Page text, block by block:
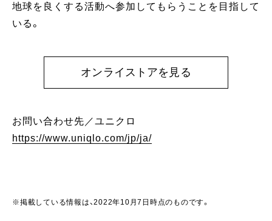
地球を良くする活動へ参加してもらうことを目指して
いる。
オンライストアを見る
お問い合わせ先／ユニクロ
https://www.uniqlo.com/jp/ja/
※掲載している情報は、2022年10月7日時点のものです。